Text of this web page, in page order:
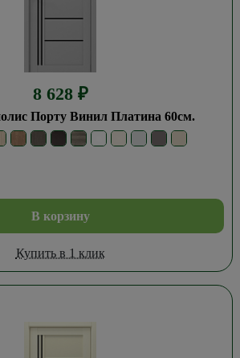
8 628 ₽
Порту Винил Платина 60см.
В корзину
Купить в 1 клик